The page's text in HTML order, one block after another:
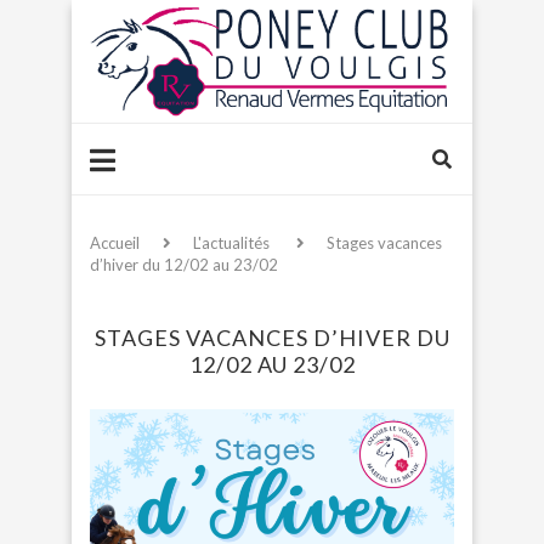
Accueil L'actualités
Stages vacances
d’hiver du 12/02 au 23/02
STAGES VACANCES D’HIVER DU
12/02 AU 23/02